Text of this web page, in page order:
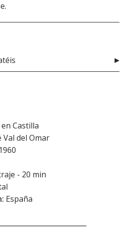
Castilla
Val del Omar
1960
- 20 min
España